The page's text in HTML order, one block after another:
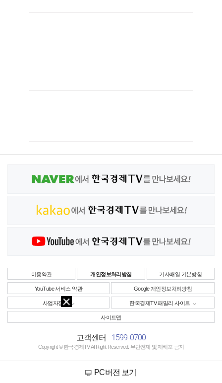
이용약관 개인정보처리방침 기사배열 기본방침
YouTube 서비스 약관 Google 개인정보처리방침
사업자정보 한국경제TV 패밀리 사이트
사이트맵
고객센터 1599-0700
Copyright © 한국경제TV All Right Reserved. 무단전재 및 재배포 금지
PC버전 보기